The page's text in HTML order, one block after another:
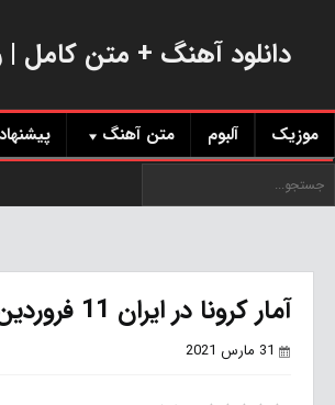
دانلود آهنگ + متن کامل |
موزیک آلبوم متن آهنگ
آمار کرونا در ایران 11 فروردین 1400
31 مارس 2021